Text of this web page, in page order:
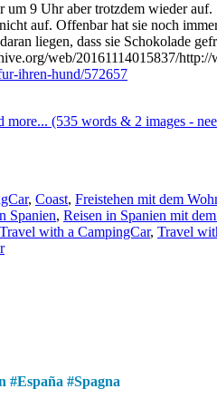
um 9 Uhr aber trotzdem wieder auf.
auf. Offenbar hat sie noch
liegen, dass sie Schokolade
web/20161114015837/
ihren-hund/572657
more... (535 words & 2 images -
, Coast, Freistehen mit dem
Spanien, Reisen in Spanien mit
Travel with a CampingCar, Travel
#España #Spagna